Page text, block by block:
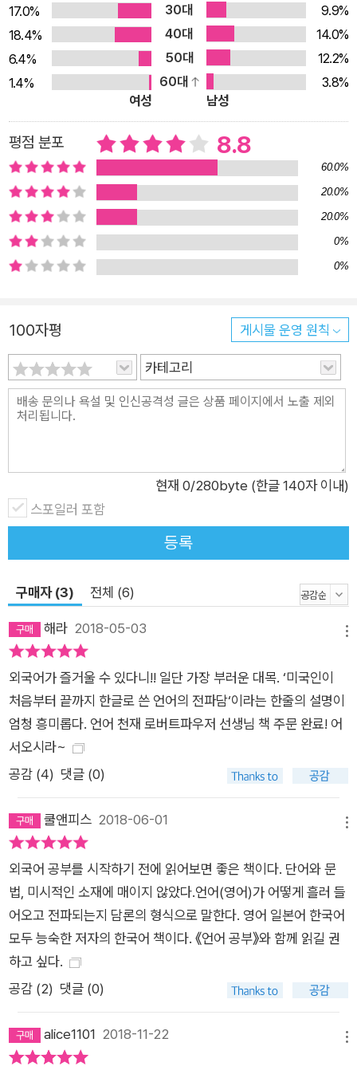
운 현상을 야기했고, 이는 인류 문명 전반의 현상으로 이어졌다.
따라서 언어 전파의 역사를 들여다보는 것은 서로 다른 문화권에
서 출발한 인류가 언어의 사용과 확산의 과정을 통해 어떤 문명의
변화를 만들어내고, 어떤 역사적 시점에 어떻게 조우하는가를 발
과정을 둘러싼 패권의 지배, 강압과 불평등, 반동과 대안의 역사
를 만나다 외국어라는 단어는 근대 국가의 형성 이후 등장했다.
그 이전까지만 해도 국가는 세계 질서의 기본 단위가 아니었다.
때문에 외국어라는 단어 자체도 있을 리 없었다. 근대로 접어들면
서 세계 질서의 기본 단위로 국가가 등장하면서 외국어라는 개념
이 비로소 등장했다. 서서히 글을 배우는 것에서 말을 배우는 것
으로 개념이 확장되었다. 지극히 일부 계층의 직업적 필요에 의해
상징처럼 여겨졌다. 국가가 등장하자 언어를 둘러싸고 새로운 현
상이 일어났다. 하나의 국가에 하나의 국어가 지정되었다. 당연히
권력을 쥔 자들은 자신들의 언어를 국어로 지정하고, 다른 이들에
게 그것을 강제했다. 언어는 국경 밖으로 퍼져나가면서 철저히 힘
의 논리에 좌우되었다. 힘 있는 국가의 언어는 힘없는 국가에 전
나갔다. 외국어의 대명사가 영어로 인식되기 시작한 것 역시 대영
제국의 거침없는 활보에서 기인했다. 그 이전까지만 해도 유럽의
공통어는 주로 프랑스어였으나 어느새 영어가 그 자리를 차지했
고, 20세기 들어 세계 최강대국으로 부상한 미국의 영향으로 영
어의 기세는 하늘 높은 줄을 모른다. 이러한 현상은 비단 서구에
만 한정된 것이 아니다. 중국은 한자와 한문으로 동아시아 주변국
을 지배했으며, 제국주의의 외피를 입은 일본은 점령하는 곳마다
그 나라의 말을 억압하고 일본어 사용을 강제했다. 제국주의자들
은 자신들의 필요에 의해 자국어를 강제로 가르치기도 하고, 배우
는 것을 금지하기도 했다. 영국은 아일랜드인들에게 영어를 강제
로 가르쳤고, 미국은 선주민들에게는 강제로 영어를 가르쳤으나
흑인 노예들이 영어를 배우는 것을 엄금했다. 평생 외국어와 더불
어 살았던 로버트 파우저 전 교수, 외국어 전파 과정을 통해 전혀
새로운 역사의 이면을 들여다보다 『외국어 전파담』은 이 책의 저
자인 로버트 파우저가 오랫동안 다종다양한 외국어를 배우고 가
르치면서 고찰해온 언어 전파의 관찰기이자 탐구의 기록이다. 저
자는 매우 독특한 경력의 소유자다. 1961년 미국 앤아버 출신의
그는 고교 시절부터 외국어 학습에 눈을 떴다. 매우 특이하게도
서구권 언어만이 아니라 일본어와 한국어를 비롯한 다양한 언어
권의 언어를 접했던 그는 그때부터 대륙과 문화권의 구분 없이 매
우 다양한 언어를 학습했다. 그에게 언어는 새로운 세상을 보게
하는 창이자 매우 유용한 도구였다. 언어를 통해 해당 언어권의
문화와 역사를 접하게 된 그는 미국 내에 머물지 않고 자신이 습
의 사람들과 소통하는 것이 자연스러운 삶을 살았다. 일본의 교
토, 구마모토, 가고시마 등의 대학과 한국의 고려대학교와 서울대
17.0%
30대
9.9%
18.4%
40대
14.0%
6.4%
50대
12.2%
1.4%
60대
3.8%
여성
남성
평점 분포 8.8
60.0%
20.0%
20.0%
0%
0%
100자평 게시물 운영 원칙
카테고리
현재 0/280byte (한글 140자 이내)
스포일러 포함
등록
구매자 (3) 전체 (6)
해라 2018-05-03
외국어가 즐거울 수 있다니!! 일단 가장 부러운 대목. ‘미국인이
처음부터 끝까지 한글로 쓴 언어의 전파담‘이라는 한줄의 설명이
엄청 흥미롭다. 언어 천재 로버트파우저 선생님 책 주문 완료! 어
서오시라~
공감 (4) 댓글 (0)
쿨앤피스 2018-06-01
외국어 공부를 시작하기 전에 읽어보면 좋은 책이다. 단어와 문
법, 미시적인 소재에 매이지 않았다.언어(영어)가 어떻게 흘러 들
어오고 전파되는지 담론의 형식으로 말한다. 영어 일본어 한국어
모두 능숙한 저자의 한국어 책이다. 《언어 공부》와 함께 읽길 권
하고 싶다.
공감 (2) 댓글 (0)
alice1101 2018-11-22